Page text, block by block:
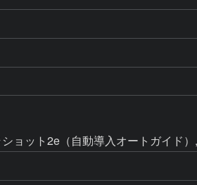
ョット2e（自動導入オートガイド